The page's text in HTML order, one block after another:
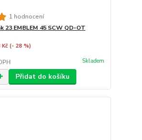
1 hodnocení
23 EMBLEM 45 SCW QD-OT
(- 28 %)
Skladem
Přidat do košíku